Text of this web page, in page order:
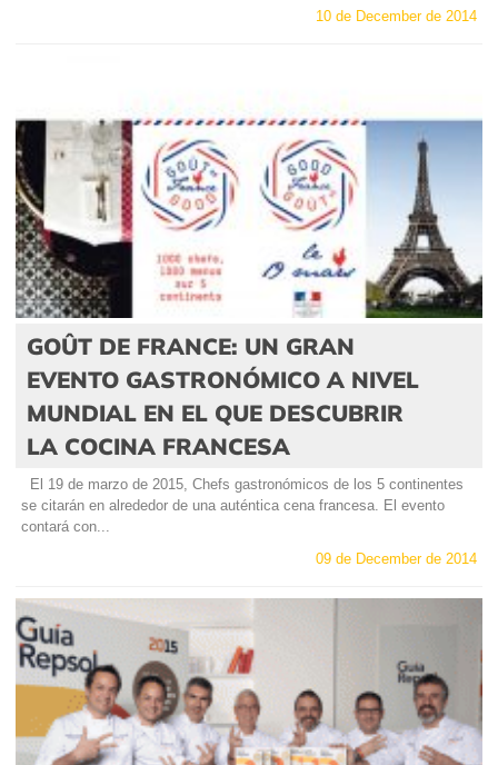
10 de December de 2014
GOÛT DE FRANCE: UN GRAN
EVENTO GASTRONÓMICO A NIVEL
MUNDIAL EN EL QUE DESCUBRIR
LA COCINA FRANCESA
El 19 de marzo de 2015, Chefs gastronómicos de los 5 continentes
se citarán en alrededor de una auténtica cena francesa. El evento
contará con...
09 de December de 2014